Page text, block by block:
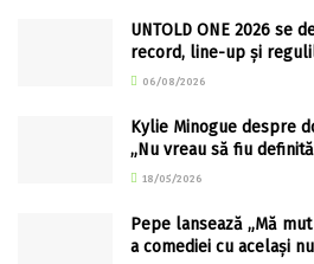
UNTOLD ONE 2026 se
record, line-up și
06/08/2026
Kylie Minogue despre
„Nu vreau să fiu
18/05/2026
Pepe lansează „Mă
a comediei cu același